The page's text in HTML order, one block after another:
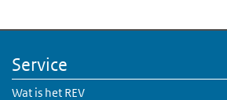
Service
Wat is het REV